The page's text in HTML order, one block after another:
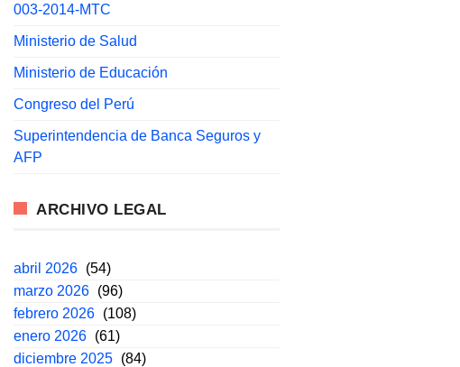
003-2014-MTC
Ministerio de Salud
Ministerio de Educación
Congreso del Perú
Superintendencia de Banca Seguros y
AFP
ARCHIVO LEGAL
abril 2026 (54)
marzo 2026 (96)
febrero 2026 (108)
enero 2026 (61)
diciembre 2025 (84)